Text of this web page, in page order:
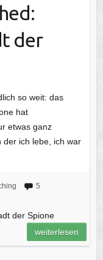
der
so weit: das
hat
etwas ganz
der ich lebe, ich war
5
der Spione
weiterlesen